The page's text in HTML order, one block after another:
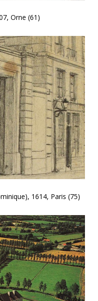
Orne (61)
1614, Paris (75)